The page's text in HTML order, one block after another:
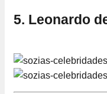
5. Leonardo